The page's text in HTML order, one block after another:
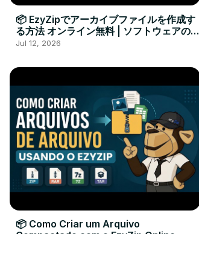
📦 EzyZipでアーカイブファイルを作成す
る方法 オンライン無料 | ソフトウェアのイ
ンストール不要
Jul 12, 2026
📦 Como Criar um Arquivo
Compactado com o EzyZip Online